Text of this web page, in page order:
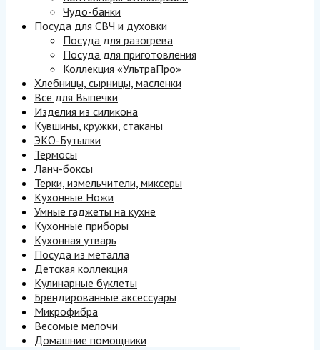
Чудо-банки
Посуда для СВЧ и духовки
Посуда для разогрева
Посуда для приготовления
Коллекция «УльтраПро»
Хлебницы, сырницы, масленки
Все для Выпечки
Изделия из силикона
Кувшины, кружки, стаканы
ЭКО-Бутылки
Термосы
Ланч-боксы
Терки, измельчители, миксеры
Кухонные Ножи
Умные гаджеты на кухне
Кухонные приборы
Кухонная утварь
Посуда из металла
Детская коллекция
Кулинарные буклеты
Брендированные аксессуары
Микрофибра
Весомые мелочи
Домашние помощники